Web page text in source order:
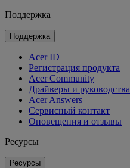
Поддержка
Поддержка
Acer ID
Регистрация продукта
Acer Community
Драйверы и руководства
Acer Answers
Сервисный контакт
Оповещения и отзывы
Ресурсы
Ресурсы